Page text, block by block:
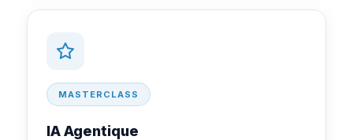
MASTERCLASS
IA Agentique